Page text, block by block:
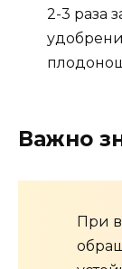
2-3 раза
Важно
При